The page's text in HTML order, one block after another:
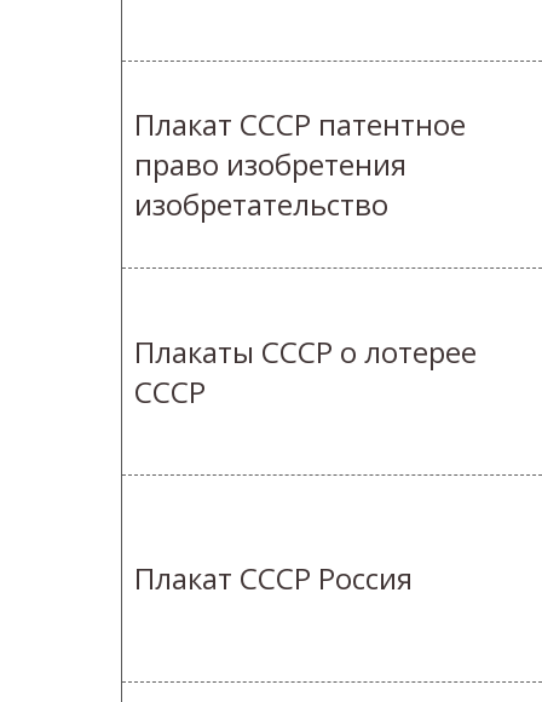
Плакат СССР патентное
право изобретения
изобретательство
Плакаты СССР о лотерее
СССР
Плакат СССР Россия